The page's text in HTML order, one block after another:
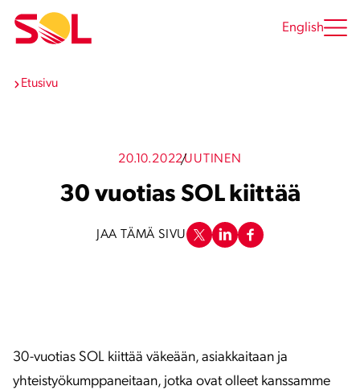
sisältöön
English
Etusivu
20.10.2022UUTINEN
30 vuotias SOL kiittää
JAA TÄMÄ SIVU
30-vuotias SOL kiittää väkeään, asiakkaitaan ja
yhteistyökumppaneitaan, jotka ovat olleet kanssamme